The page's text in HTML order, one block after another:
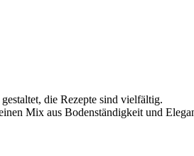
die Rezepte sind vielfältig.
Mix aus Bodenständigkeit und